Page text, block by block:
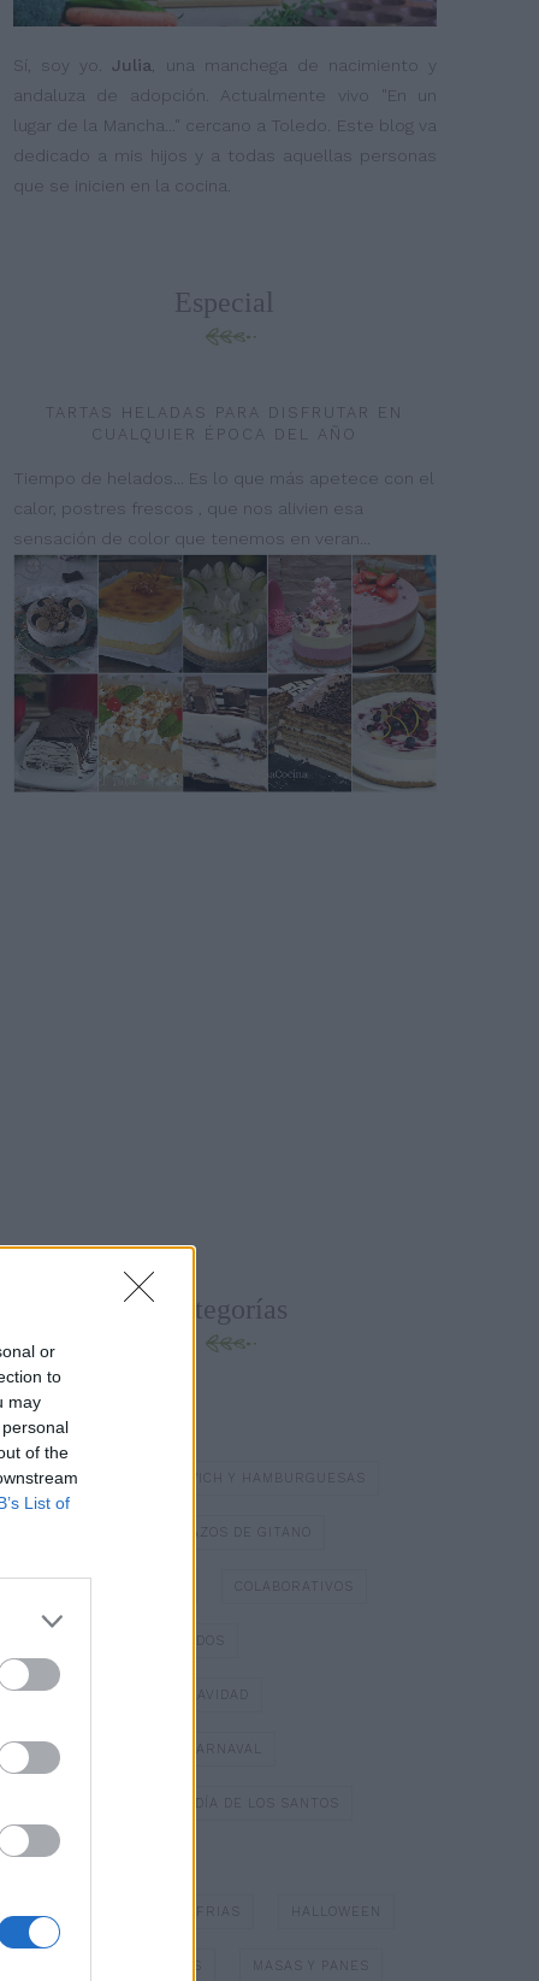
or
to
may
of the
List of
Sí, soy yo.Julia , una manchega de nacimiento y
andaluza de adopción. Actualmente vivo "En un
lugar de la Mancha..." cercano a Toledo. Este blog va
dedicado a mis hijos y a todas aquellas personas
que se inicien en la cocina.
Especial
TARTAS HELADAS PARA DISFRUTAR EN
CUALQUIER ÉPOCA DEL AÑO
Tiempo de helados... Es lo que más apetece con el
calor, postres frescos , que nos alivien esa
sensación de color que tenemos en veran...
Categorías
BATIDOS Y ZUMOS
BOCADILLOS Y SÁNDWICH Y HAMBURGUESAS
BRAZOS DE GITANO
COLABORATIVOS
DULCES TÍPICOS DE NAVIDAD
DULCES TÍPICOS DE CARNAVAL
DULCES TÍPICOS DEL DÍA DE LOS SANTOS
ESPECIAL NAVIDAD
GAZPACHOS Y SOPAS FRIAS HALLOWEEN
MASAS Y PANES